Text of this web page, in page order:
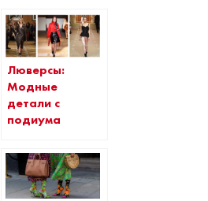
Люверсы:
Модные
детали с
подиума